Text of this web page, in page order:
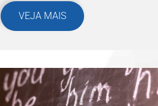
VEJA MAIS